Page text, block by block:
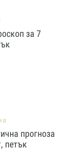
за 7
прогноза
петък